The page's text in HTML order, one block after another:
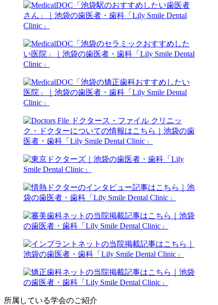
所属している学会のご紹介